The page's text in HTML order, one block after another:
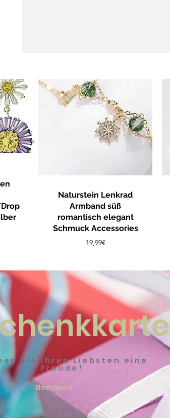
Naturstein Lenkrad
Armband süß
romantisch elegant
Schmuck Accessories
19,99€Preis
Sie Ihren Liebsten eine
Freude!
Bestellen >